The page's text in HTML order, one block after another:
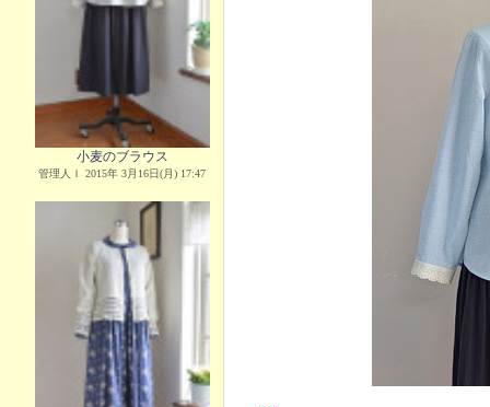
小麦のブラウス
管理人Ｉ 2015年 3月16日(月) 17:47